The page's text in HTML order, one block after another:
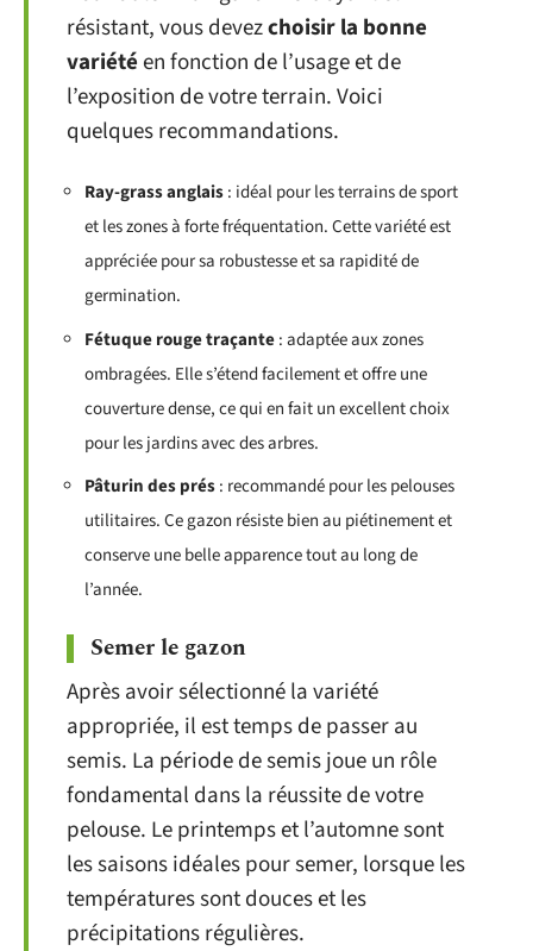
résistant, vous devezchoisir la bonne
variétéen fonction de l’usage et de
l’exposition de votre terrain. Voici
quelques recommandations.
Ray-grass anglais: idéal pour les terrains de sport
et les zones à forte fréquentation. Cette variété est
appréciée pour sa robustesse et sa rapidité de
germination.
Fétuque rouge traçante: adaptée aux zones
ombragées. Elle s’étend facilement et offre une
couverture dense, ce qui en fait un excellent choix
pour les jardins avec des arbres.
Pâturin des prés: recommandé pour les pelouses
utilitaires. Ce gazon résiste bien au piétinement et
conserve une belle apparence tout au long de
l’année.
Semer le gazon
Après avoir sélectionné la variété
appropriée, il est temps de passer au
semis. La période de semis joue un rôle
fondamental dans la réussite de votre
pelouse. Le printemps et l’automne sont
les saisons idéales pour semer, lorsque les
températures sont douces et les
précipitations régulières.